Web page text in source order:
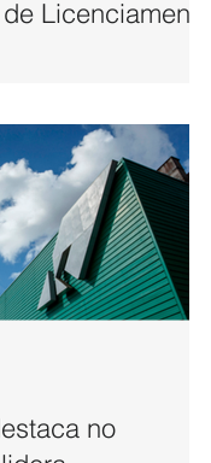
Licenciamento
no